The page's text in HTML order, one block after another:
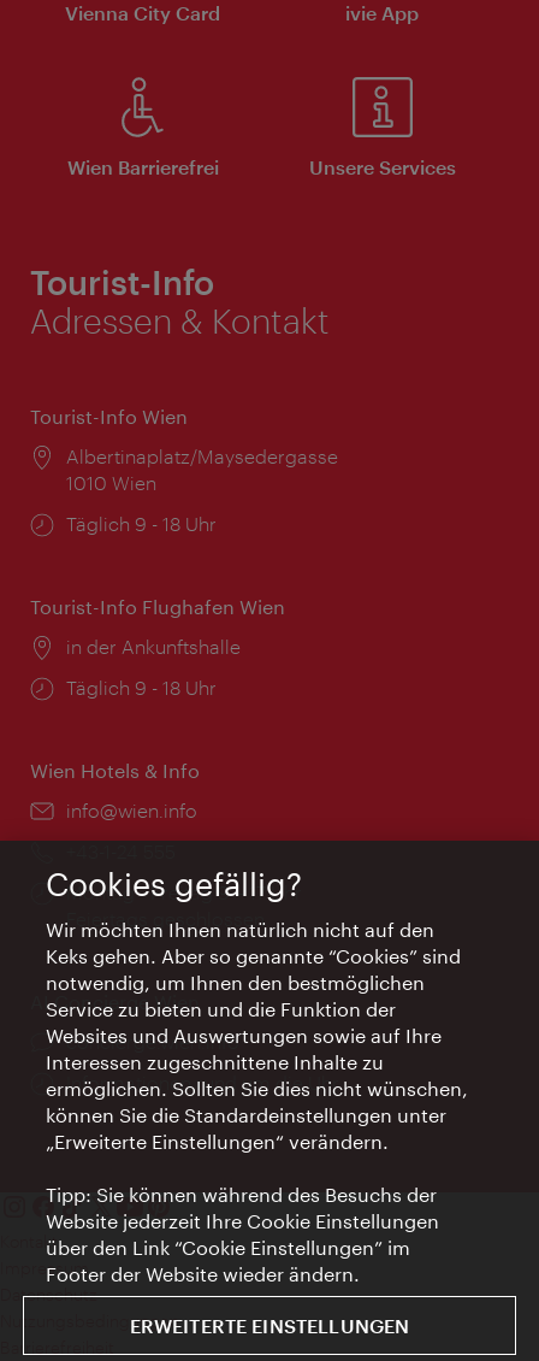
Vienna City Card ivie App
Wien Barrierefrei Unsere Services
Tourist-Info
Adressen & Kontakt
Tourist-Info Wien
Ort:
Albertinaplatz/Maysedergasse
1010 Wien
Öffnungszeiten:
Täglich 9 - 18 Uhr
Tourist-Info Flughafen Wien
Ort:
in der Ankunftshalle
Öffnungszeiten:
Täglich 9 - 18 Uhr
Wien Hotels & Info
Email:
info@wien.info
Öffnungszeiten:
Montag - Freitag 9 – 17 Uhr
Feiertags geschlossen
AI Concierge Wien
Ort:
concierge.wien.info
Öffnungszeiten:
Informationen rund um die Uhr
Kontakt
Impressum
Datenschutz
Nutzungsbedingungen
Cookies gefällig?
Wir möchten Ihnen natürlich nicht auf den
Keks gehen. Aber so genannte “Cookies” sind
notwendig, um Ihnen den bestmöglichen
Service zu bieten und die Funktion der
Websites und Auswertungen sowie auf Ihre
Interessen zugeschnittene Inhalte zu
ermöglichen. Sollten Sie dies nicht wünschen,
können Sie die Standardeinstellungen unter
„Erweiterte Einstellungen“ verändern.
Tipp: Sie können während des Besuchs der
Website jederzeit Ihre Cookie Einstellungen
über den Link “Cookie Einstellungen” im
Footer der Website wieder ändern.
ERWEITERTE EINSTELLUNGEN